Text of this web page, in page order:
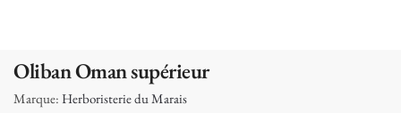
Oliban Oman supérieur
Marque: Herboristerie du Marais